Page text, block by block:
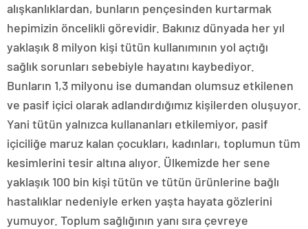
alışkanlıklardan, bunların pençesinden kurtarmak
hepimizin öncelikli görevidir. Bakınız dünyada her yıl
yaklaşık 8 milyon kişi tütün kullanımının yol açtığı
sağlık sorunları sebebiyle hayatını kaybediyor.
Bunların 1,3 milyonu ise dumandan olumsuz etkilenen
ve pasif içici olarak adlandırdığımız kişilerden oluşuyor.
Yani tütün yalnızca kullananları etkilemiyor, pasif
içiciliğe maruz kalan çocukları, kadınları, toplumun tüm
kesimlerini tesir altına alıyor. Ülkemizde her sene
yaklaşık 100 bin kişi tütün ve tütün ürünlerine bağlı
hastalıklar nedeniyle erken yaşta hayata gözlerini
yumuyor. Toplum sağlığının yanı sıra çevreye